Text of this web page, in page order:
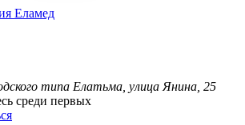
Еламед
типа Елатьма, улица Янина, 25
среди первых